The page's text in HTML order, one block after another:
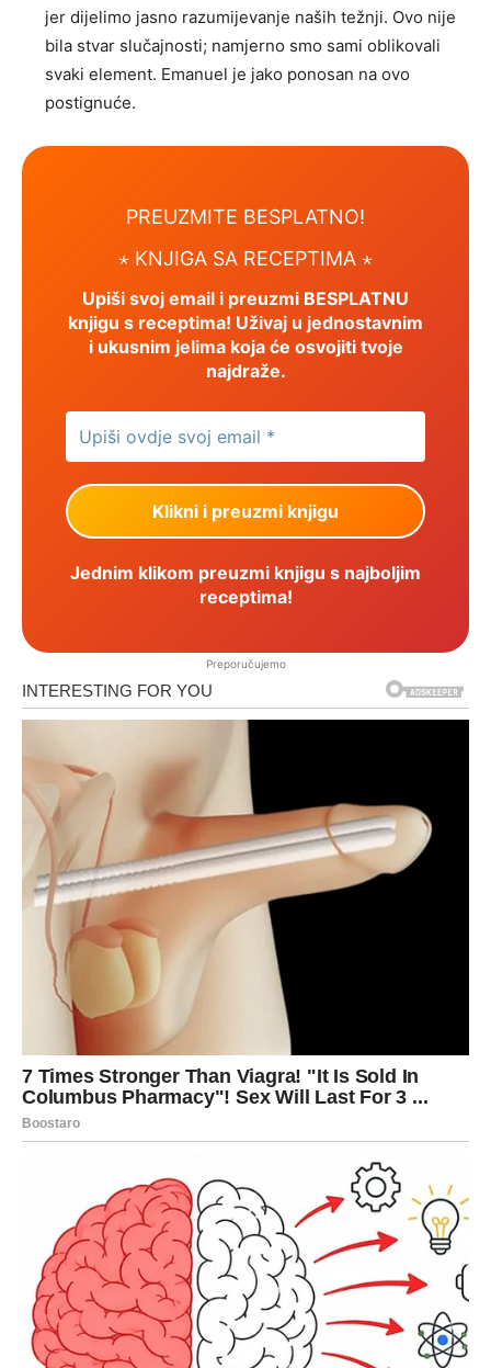
jer dijelimo jasno razumijevanje naših težnji. Ovo nije
bila stvar slučajnosti; namjerno smo sami oblikovali
svaki element. Emanuel je jako ponosan na ovo
postignuće.
PREUZMITE BESPLATNO!
⋆ KNJIGA SA RECEPTIMA ⋆
Upiši svoj email i preuzmi BESPLATNU
knjigu s receptima! Uživaj u jednostavnim
i ukusnim jelima koja će osvojiti tvoje
najdraže.
Jednim klikom preuzmi knjigu s najboljim
receptima!
Preporučujemo